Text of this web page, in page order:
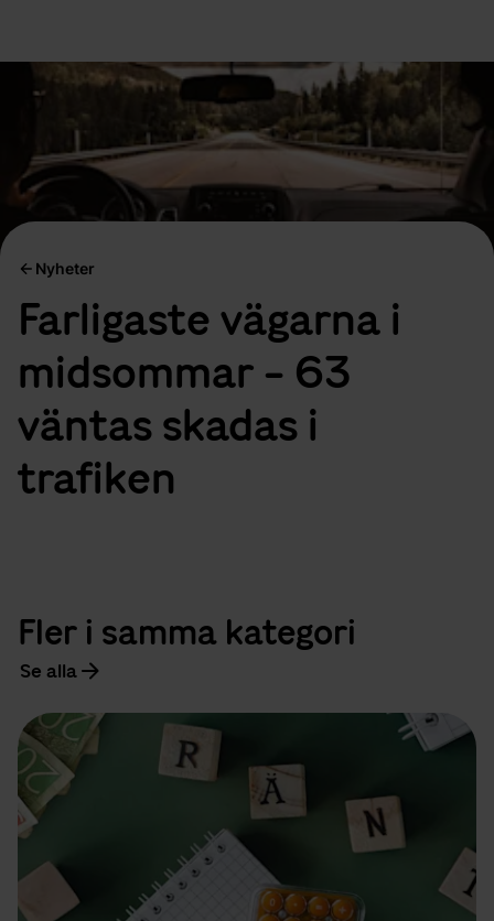
Nyheter
Farligaste vägarna i
midsommar - 63
väntas skadas i
trafiken
Fler i samma kategori
Se alla